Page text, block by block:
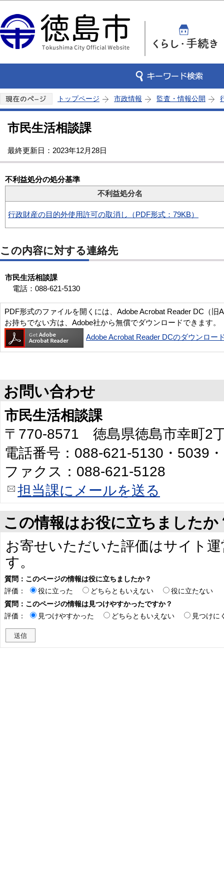
トップページ 市政情報 監査・情報公開
市民生活相談課
最終更新日：2023年12月28日
不利益処分の処分基準
不利益処分名
行政財産の目的外使用許可の取消し（PDF形式：79KB）
この内容に対する連絡先
市民生活相談課
電話：088-621-5130
PDF形式のファイルを開くには、Adobe Acrobat Reader DC（旧
お持ちでない方は、Adobe社から無償でダウンロードできます。
Adobe Acrobat Reader DCのダウンロー
お問い合わせ
市民生活相談課
〒770-8571 徳島県徳島市幸町2
電話番号：088-621-5130・5039
ファクス：088-621-5128
担当課にメールを送る
この情報はお役に立ちましたか
お寄せいただいた評価はサイト
す。
質問：このページの情報は役に立ちましたか？
評価：
役に立った どちらともいえない
役に立たない
質問：このページの情報は見つけやすかったですか？
評価：
見つけやすかった どちらともいえない 見つけに